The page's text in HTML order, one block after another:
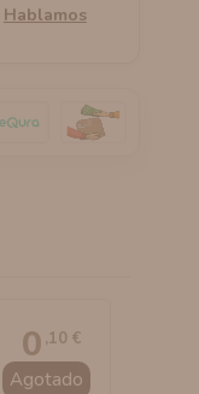
Hablamos
0 ,10 €
Agotado